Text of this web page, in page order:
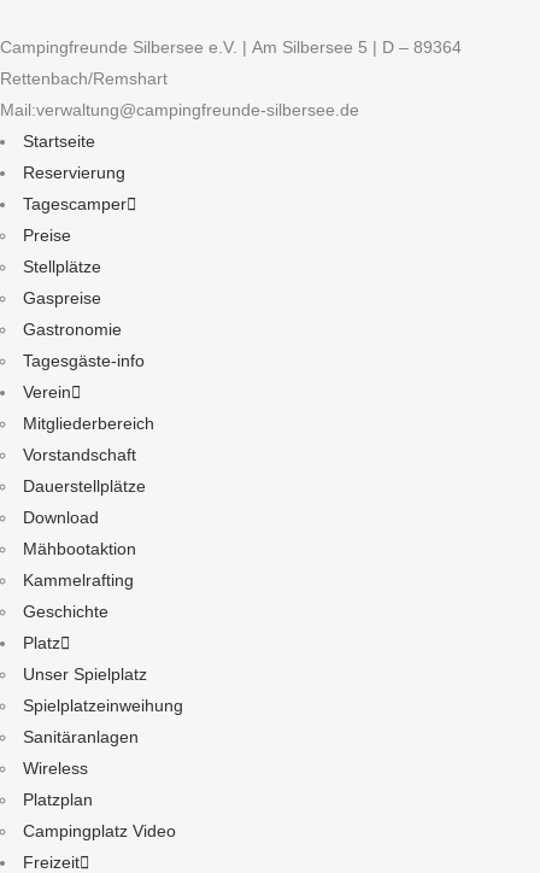
Campingfreunde Silbersee e.V. | Am Silbersee 5 | D – 89364
Rettenbach/Remshart
Mail:verwaltung@campingfreunde-silbersee.de
Startseite
Reservierung
Tagescamper
Preise
Stellplätze
Gaspreise
Gastronomie
Tagesgäste-info
Verein
Mitgliederbereich
Vorstandschaft
Dauerstellplätze
Download
Mähbootaktion
Kammelrafting
Geschichte
Platz
Unser Spielplatz
Spielplatzeinweihung
Sanitäranlagen
Wireless
Platzplan
Campingplatz Video
Freizeit